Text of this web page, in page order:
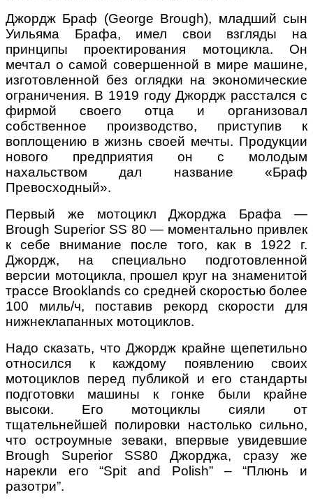
Джордж Браф (George Brough), младший сын
Уильяма Брафа, имел свои взгляды на
принципы проектирования мотоцикла. Он
мечтал о самой совершенной в мире машине,
изготовленной без оглядки на экономические
ограничения. В 1919 году Джордж расстался с
фирмой своего отца и организовал
собственное производство, приступив к
воплощению в жизнь своей мечты. Продукции
нового предприятия он с молодым
нахальством дал название «Браф
Превосходный».
Первый же мотоцикл Джорджа Брафа —
Brough Superior SS 80 — моментально привлек
к себе внимание после того, как в 1922 г.
Джордж, на специально подготовленной
версии мотоцикла, прошел круг на знаменитой
трассе Brooklands со средней скоростью более
100 миль/ч, поставив рекорд скорости для
нижнеклапанных мотоциклов.
Надо сказать, что Джордж крайне щепетильно
относился к каждому появлению своих
мотоциклов перед публикой и его стандарты
подготовки машины к гонке были крайне
высоки. Его мотоциклы сияли от
тщательнейшей полировки настолько сильно,
что остроумные зеваки, впервые увидевшие
Brough Superior SS80 Джорджа, сразу же
нарекли его “Spit and Polish” – “Плюнь и
разотри”.